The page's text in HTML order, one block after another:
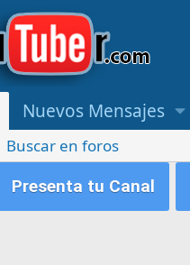
Nuevos Mensajes
Buscar en foros
Presenta tu Canal